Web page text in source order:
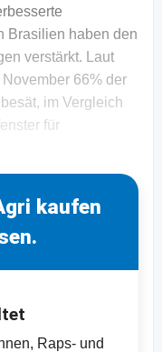
Brasilien haben den
verstärkt. Laut
66% der
im Vergleich
für
kaufen
Raps- und